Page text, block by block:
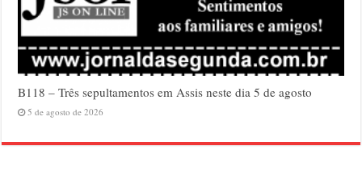
B118 – Três sepultamentos em Assis neste dia 5 de agosto
5 de agosto de 2026